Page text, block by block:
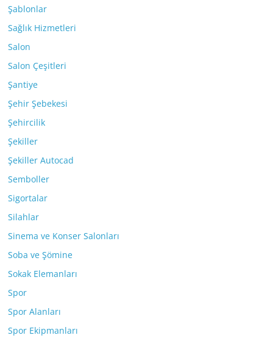
Şablonlar
Sağlık Hizmetleri
Salon
Salon Çeşitleri
Şantiye
Şehir Şebekesi
Şehircilik
Şekiller
Şekiller Autocad
Semboller
Sigortalar
Silahlar
Sinema ve Konser Salonları
Soba ve Şömine
Sokak Elemanları
Spor
Spor Alanları
Spor Ekipmanları